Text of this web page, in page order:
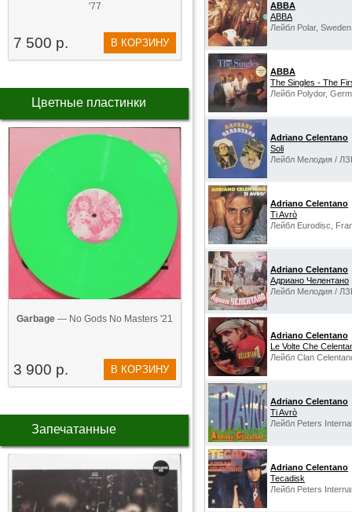
'77
7 500 р. В КОРЗИНУ
Цветные пластинки
Garbage — No Gods No Masters '21
3 900 р. В КОРЗИНУ
Запечатанные
ABBA
ABBA
Лейбл Polar,
ABBA
The Singles - The
Лейбл Polydor,
Adriano Celentano
Soli
Лейбл Мелодия /
Adriano Celentano
Ti Avrò
Лейбл Eurodisc,
Adriano Celentano
Адриано Челентано
Лейбл Мелодия /
Adriano Celentano
Le Volte Che
Лейбл Clan
Adriano Celentano
Ti Avrò
Лейбл Peters
Adriano Celentano
Tecadisk
Лейбл Peters